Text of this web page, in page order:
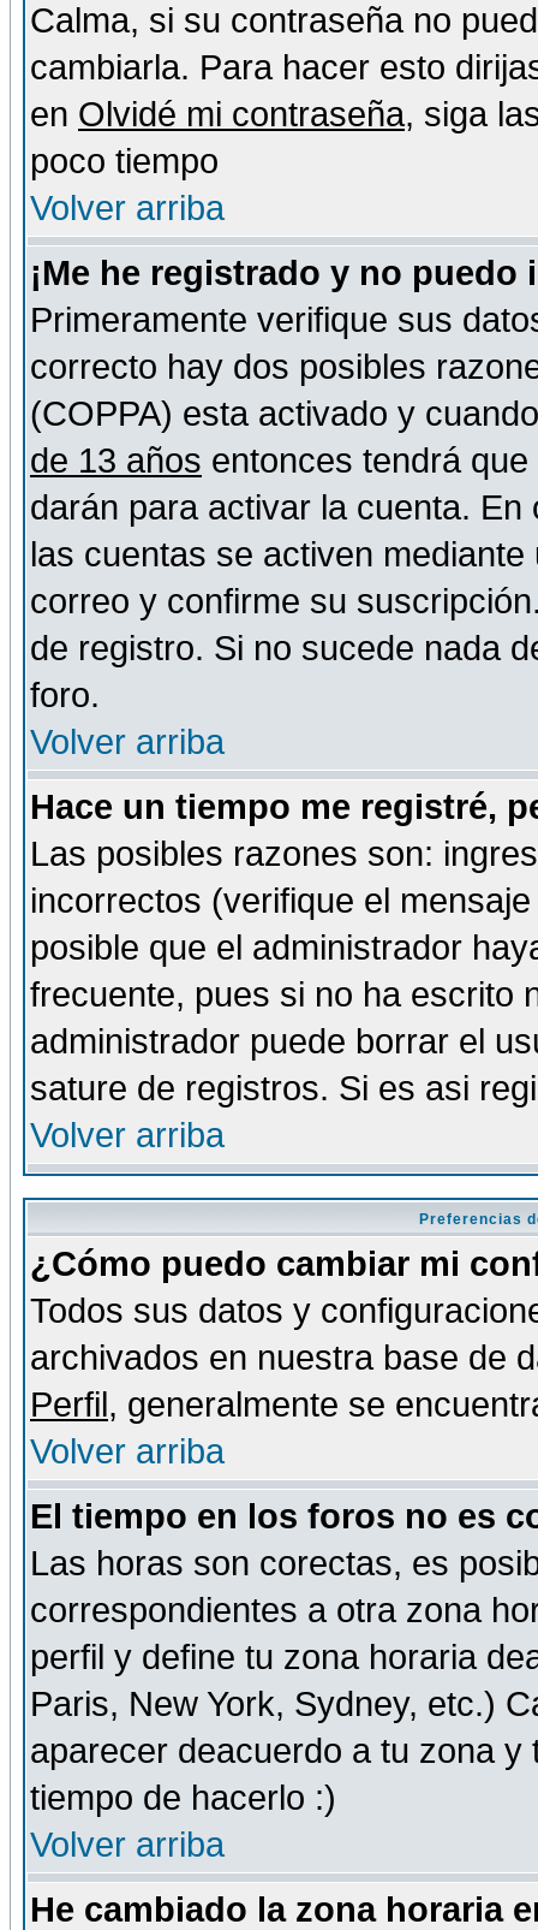
Calma, si su contraseña no
cambiarla. Para hacer esto
en Olvidé mi contraseña, siga
poco tiempo
Volver arriba
¡Me he registrado y no puedo
Primeramente verifique sus
correcto hay dos posibles
(COPPA) esta activado y
de 13 años entonces tendrá
darán para activar la cuenta.
las cuentas se activen
correo y confirme su
de registro. Si no sucede nada
foro.
Volver arriba
Hace un tiempo me registré,
Las posibles razones son:
incorrectos (verifique el
posible que el administrador
frecuente, pues si no ha escrito
administrador puede borrar el
sature de registros. Si es asi
Volver arriba
Preferencias
¿Cómo puedo cambiar mi
Todos sus datos y
archivados en nuestra base de
Perfil, generalmente se
Volver arriba
El tiempo en los foros no es
Las horas son corectas, es
correspondientes a otra zona
perfil y define tu zona horaria
Paris, New York, Sydney, etc.)
aparecer deacuerdo a tu zona
tiempo de hacerlo :)
Volver arriba
He cambiado la zona horaria